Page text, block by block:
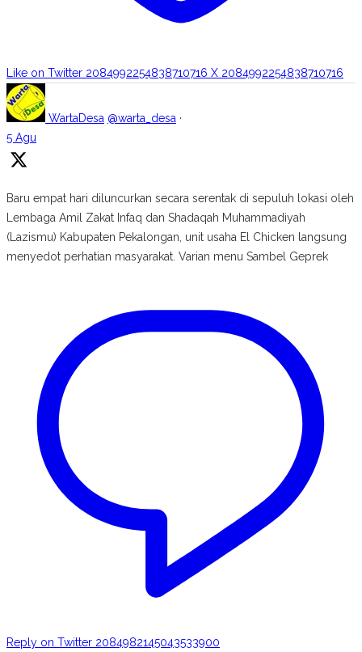
Like on Twitter 2084992254838710716 X 2084992254838710716
WartaDesa @warta_desa ·
5 Agu
Baru empat hari diluncurkan secara serentak di sepuluh lokasi oleh
Lembaga Amil Zakat Infaq dan Shadaqah Muhammadiyah
(Lazismu) Kabupaten Pekalongan, unit usaha El Chicken langsung
menyedot perhatian masyarakat. Varian menu Sambel Geprek
Reply on Twitter 2084982145043533900